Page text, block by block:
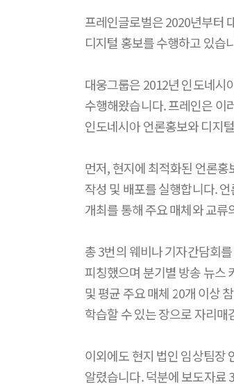
프레인글로벌은 2020년부터
디지털 홍보를 수행하고 있습
대웅그룹은 2012년 인도네시
수행해왔습니다. 프레인은 이
인도네시아 언론홍보와 디지
먼저, 현지에 최적화된 언론
작성 및 배포를 실행합니다.
개최를 통해 주요 매체와 교류
총 3번의 웨비나 기자간담회
피칭했으며 분기별 방송 뉴스
및 평균 주요 매체 20개 이상
학습할 수 있는 장으로 자리매
이외에도 현지 법인 임상팀장
알렸습니다. 덕분에 보도자료